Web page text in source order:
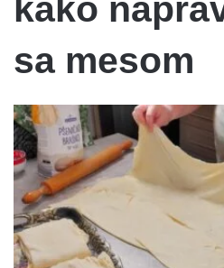
kako
sa mesom